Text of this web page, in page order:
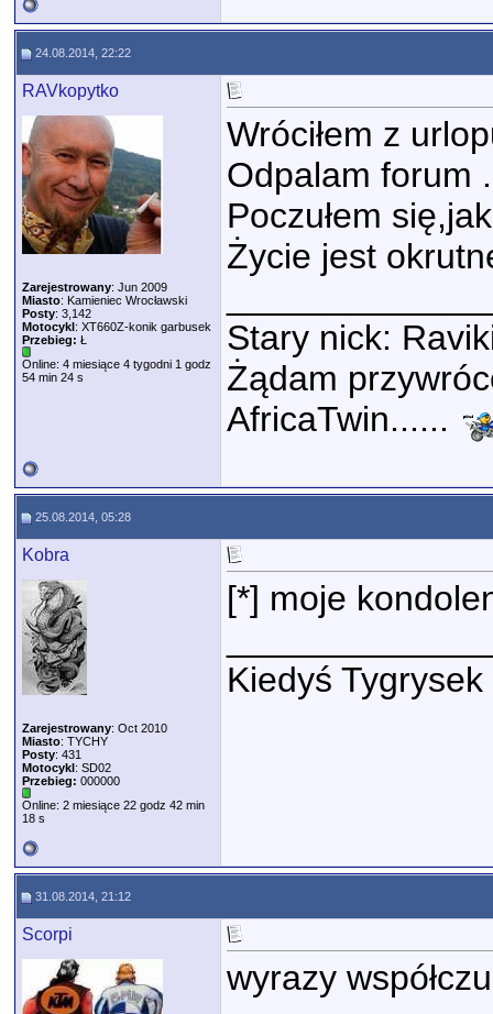
24.08.2014, 22:22
RAVkopytko
Zarejestrowany: Jun 2009
Miasto: Kamieniec Wrocławski
Posty: 3,142
Motocykl: XT660Z-konik garbusek
Przebieg: Ł
Online: 4 miesiące 4 tygodni 1 godz
54 min 24 s
Wróciłem z
Odpalam forum
Poczułem
Życie jest
Stary nick:
Żądam
AfricaTwin......
25.08.2014, 05:28
Kobra
Zarejestrowany: Oct 2010
Miasto: TYCHY
Posty: 431
Motocykl: SD02
Przebieg: 000000
Online: 2 miesiące 22 godz 42 min
18 s
[*] moje
Kiedyś Tygrysek
31.08.2014, 21:12
Scorpi
wyrazy